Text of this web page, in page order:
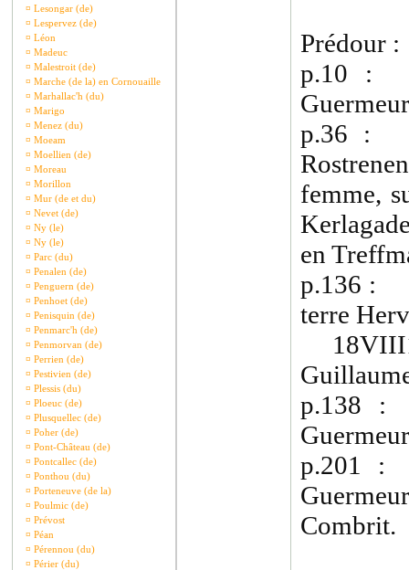
¤ Lesongar (de)
¤ Lespervez (de)
¤ Léon
¤ Madeuc
¤ Malestroit (de)
¤ Marche (de la) en Cornouaille
¤ Marhallac'h (du)
¤ Marigo
¤ Menez (du)
¤ Moeam
¤ Moellien (de)
¤ Moreau
¤ Morillon
¤ Mur (de et du)
¤ Nevet (de)
¤ Ny (le)
¤ Ny (le)
¤ Parc (du)
¤ Penalen (de)
¤ Penguern (de)
¤ Penhoet (de)
¤ Penisquin (de)
¤ Penmarc'h (de)
¤ Penmorvan (de)
¤ Perrien (de)
¤ Pestivien (de)
¤ Plessis (du)
¤ Ploeuc (de)
¤ Plusquellec (de)
¤ Poher (de)
¤ Pont-Château (de)
¤ Pontcallec (de)
¤ Ponthou (du)
¤ Porteneuve (de la)
¤ Poulmic (de)
¤ Prévost
¤ Péan
¤ Pérennou (du)
¤ Périer (du)
Prédour :
p.10 :
p.36 :
femme,
en
p.136 :
terre
p.138
p.201 :
Combrit.